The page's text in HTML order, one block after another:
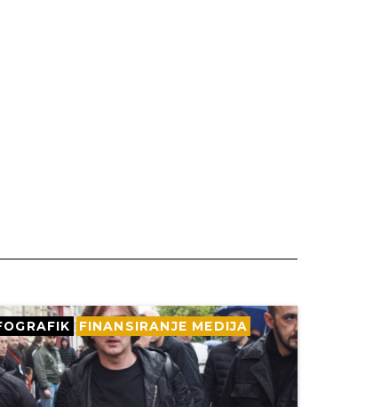
FINANSIRANJE MEDIJA